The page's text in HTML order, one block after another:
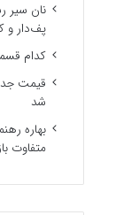
پف‌دار و
کدام
قیمت
شد
بهاره
متفاوت